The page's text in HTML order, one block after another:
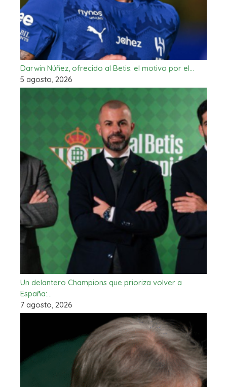
Darwin Núñez, ofrecido al Betis: el motivo por el…
5 agosto, 2026
Un delantero Champions que prioriza volver a
España:…
7 agosto, 2026